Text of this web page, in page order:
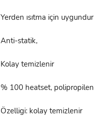
Yerden ısıtma için uygundur
Anti-statik,
Kolay temizlenir
% 100 heatset, polipropilen
Özelligi: kolay temizlenir